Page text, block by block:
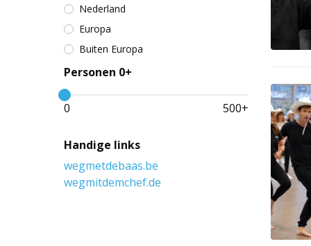
Nederland
Europa
Buiten Europa
Personen 0+
0 500+
Handige links
wegmetdebaas.be
wegmitdemchef.de